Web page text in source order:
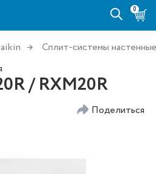
0
Сплит-системы настенные
/ RXM20R
Поделиться